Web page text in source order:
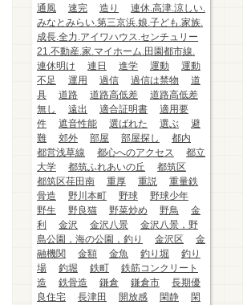
通風
速完 造り
連休.高津.涼しい.
みなとみらい.第三京浜.娘.子ども.家族.
成長.全力.アイワハウス.センチュリー
21.不動産.家.マイホーム.田園都市線.
連休明け
連日 進学 運動
運動
不足
運用 過信 過信は禁物
道
具
道路 道路高低差
道路高低差
無し
遠出 適合証明書
適用要
件
遮音性能 選ばれた 選ぶ
避
難
郊外 部屋 部屋探し
都内
都営浅草線
都心へのアクセス
都立
大学
都筑ふれあいの丘
都筑区
都筑区荏田南
重厚 重説
重量鉄
骨造
野川本町 野球
野球少年
野生
野良猫 野菜炒め 野鳥
金
利
金沢 金沢八景
金沢八景，野
島公園，海の公園，釣り
金沢区
金
融機関
金額 金魚 釣り堀
釣り
場
釣堀 鉄町
鉄筋コンクリート
造
鉄骨造 鎌倉 鎌倉市
長期優
良住宅
長津田 開放感 閑静
閑